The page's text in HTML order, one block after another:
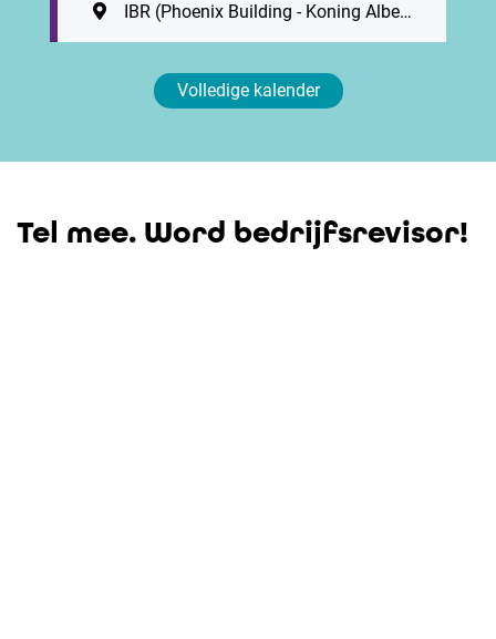
IBR (Phoenix Building - Koning Albert II-laan 19, 1210 Brussel. Vlak bij station Brussel-Noord. Parking ZIN: Antwerpsesteenweg 59, 1000 Brussel)
Volledige kalender
Tel mee. Word bedrijfsrevisor!